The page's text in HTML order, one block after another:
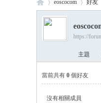
›
eoscocom 好友
https://
主題
當前共有 0 個好友
沒有相關成員